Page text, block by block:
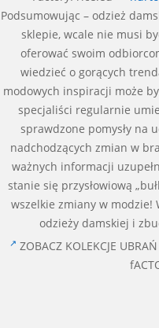
Podsumowując – odzież
sklepie, wcale nie musi
oferować swoim
wiedzieć o gorących
modowych inspiracji może
specjaliści regularnie
sprawdzone pomysły na
nadchodzących zmian w
ważnych informacji
stanie się przysłowiową
wszelkie zmiany w modzie!
odzieży damskiej i
ZOBACZ KOLEKCJE